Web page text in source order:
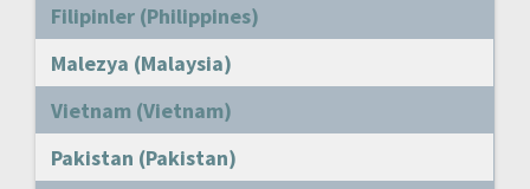
Filipinler (Philippines)
Malezya (Malaysia)
Vietnam (Vietnam)
Pakistan (Pakistan)